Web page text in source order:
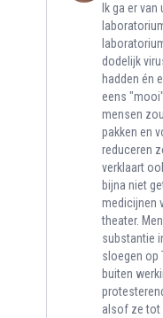
Ik ga er
dodelijk
hadden én
eens
mensen
pakken en
reduceren
verklaart
bijna niet
medicijnen
theater.
substantie
sloegen op
buiten
alsof ze tot